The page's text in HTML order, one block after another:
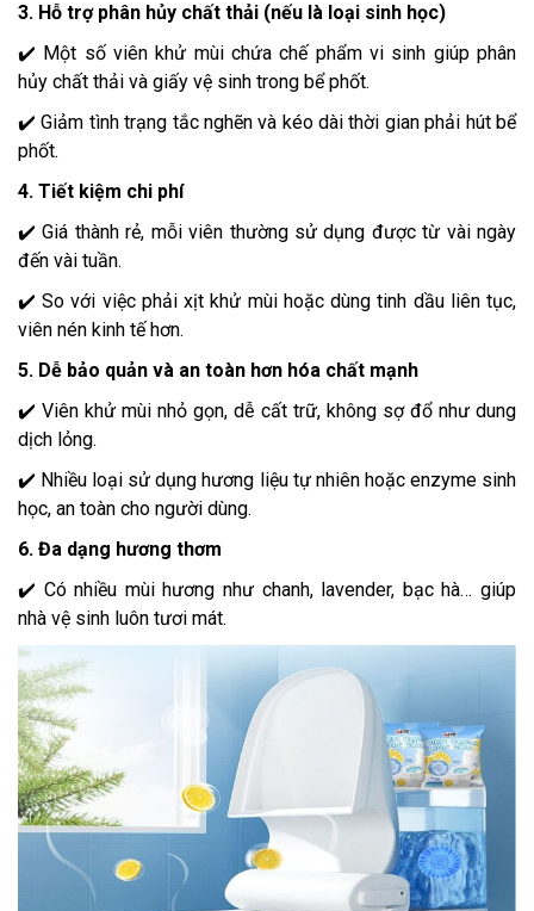
3. Hỗ trợ phân hủy chất thải (nếu là loại sinh học)
✔️ Một số viên khử mùi chứa chế phẩm vi sinh giúp phân
hủy chất thải và giấy vệ sinh trong bể phốt.
✔️ Giảm tình trạng tắc nghẽn và kéo dài thời gian phải hút bể
phốt.
4. Tiết kiệm chi phí
✔️ Giá thành rẻ, mỗi viên thường sử dụng được từ vài ngày
đến vài tuần.
✔️ So với việc phải xịt khử mùi hoặc dùng tinh dầu liên tục,
viên nén kinh tế hơn.
5. Dễ bảo quản và an toàn hơn hóa chất mạnh
✔️ Viên khử mùi nhỏ gọn, dễ cất trữ, không sợ đổ như dung
dịch lỏng.
✔️ Nhiều loại sử dụng hương liệu tự nhiên hoặc enzyme sinh
học, an toàn cho người dùng.
6. Đa dạng hương thơm
✔️ Có nhiều mùi hương như chanh, lavender, bạc hà… giúp
nhà vệ sinh luôn tươi mát.